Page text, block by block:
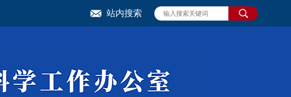
站内搜索